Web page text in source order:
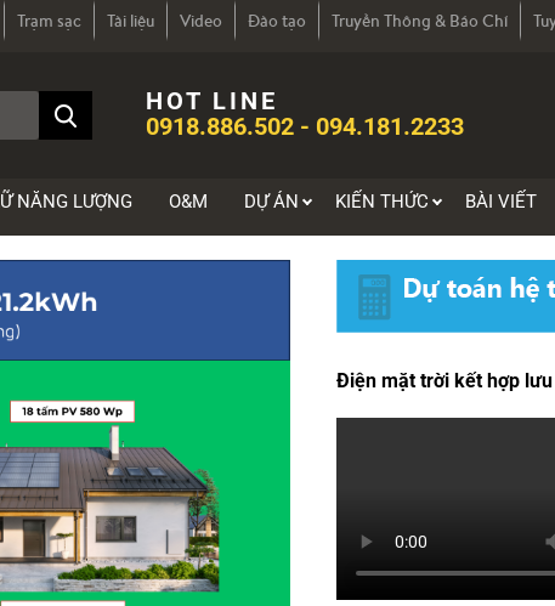
Trạm sạc Tài liệu Video Đào tạo Truyền Thông & Báo Chí
HOT LINE
0918.886.502 - 094.181.2233
NĂNG LƯỢNG O&M DỰ ÁN KIẾN THỨC BÀI VIẾT
Điện mặt trời kết hợp